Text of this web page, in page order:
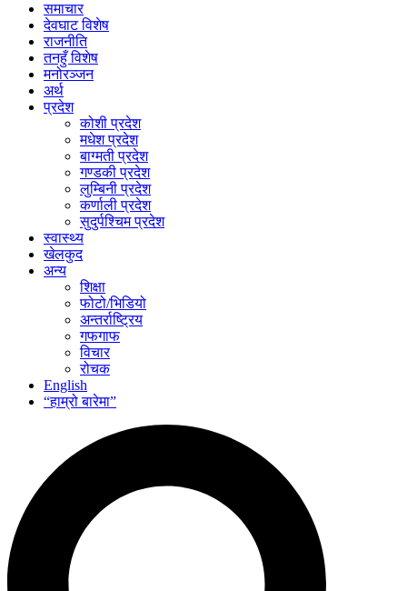
समाचार
देवघाट विशेष
राजनीति
तनहुँ विशेष
मनोरञ्जन
अर्थ
प्रदेश
कोशी प्रदेश
मधेश प्रदेश
बाग्मती प्रदेश
गण्डकी प्रदेश
लुम्बिनी प्रदेश
कर्णाली प्रदेश
सुदुर्पश्चिम प्रदेश
स्वास्थ्य
खेलकुद
अन्य
शिक्षा
फोटो/भिडियो
अन्तर्राष्ट्रिय
गफगाफ
विचार
रोचक
English
“हाम्रो बारेमा”